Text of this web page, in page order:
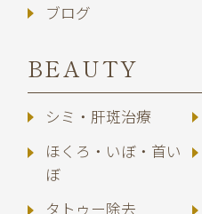
ブログ
BEAUTY
シミ・肝斑治療
ほくろ・いぼ・首い
ぼ
タトゥー除去